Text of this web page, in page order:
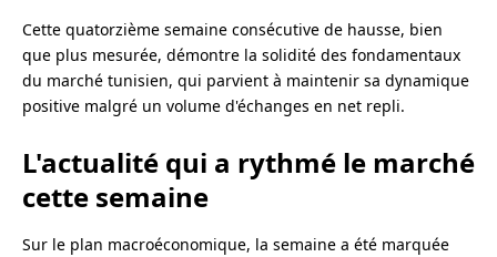
Cette quatorzième semaine consécutive de hausse, bien
que plus mesurée, démontre la solidité des fondamentaux
du marché tunisien, qui parvient à maintenir sa dynamique
positive malgré un volume d'échanges en net repli.
L'actualité qui a rythmé le marché
cette semaine
Sur le plan macroéconomique, la semaine a été marquée